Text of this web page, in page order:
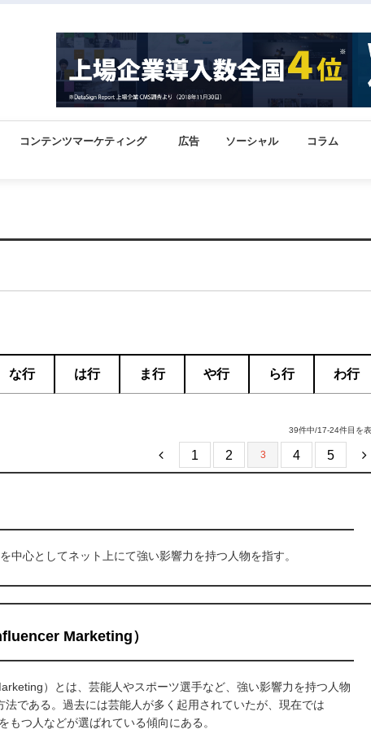
コンテンツマーケティング 広告 ソーシャル コラム
な行 は行 ま行 や行 ら行 わ行
39件中/17-24件目を
1 2 3 4 5
中心としてネット上にて強い影響力を持つ人物を指す。
Marketing）
）とは、芸能人やスポーツ選手など、強い影響力を持つ人物
である。過去には芸能人が多く起用されていたが、現在では
つ人などが選ばれている傾向にある。